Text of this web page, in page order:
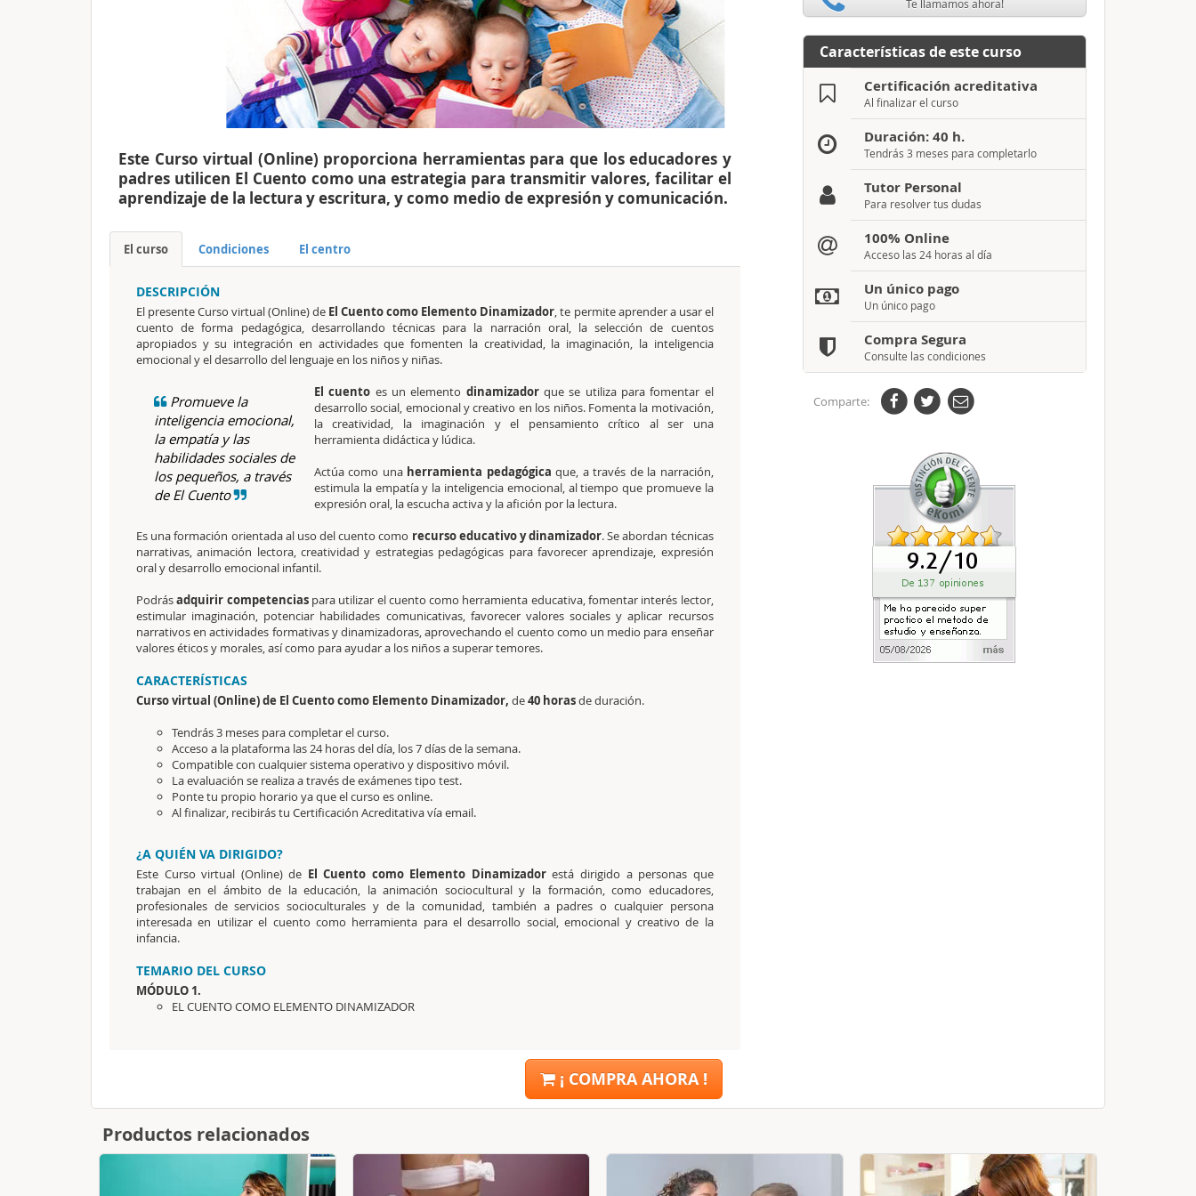
Este Curso virtual (Online) proporciona herramientas para que los educadores y
padres utilicen El Cuento como una estrategia para transmitir valores, facilitar el
aprendizaje de la lectura y escritura, y como medio de expresión y comunicación.
El curso Condiciones El centro
DESCRIPCIÓN
El presente Curso virtual (Online) de El Cuento como Elemento Dinamizador, te permite aprender a usar el
cuento de forma pedagógica, desarrollando técnicas para la narración oral, la selección de cuentos
apropiados y su integración en actividades que fomenten la creatividad, la imaginación, la inteligencia
emocional y el desarrollo del lenguaje en los niños y niñas.
Promueve la
inteligencia emocional,
la empatía y las
habilidades sociales de
los pequeños, a través
de El Cuento
El cuento es un elemento dinamizadorque se utiliza para fomentar el
desarrollo social, emocional y creativo en los niños. Fomenta la motivación,
la creatividad, la imaginación y el pensamiento crítico al ser una
herramienta didáctica y lúdica.
Actúa como una herramienta pedagógica que, a través de la narración,
estimula la empatía y la inteligencia emocional, al tiempo que promueve la
expresión oral, la escucha activa y la afición por la lectura.
Es una formación orientada al uso del cuento como recurso educativo y dinamizador. Se abordan técnicas
narrativas, animación lectora, creatividad y estrategias pedagógicas para favorecer aprendizaje, expresión
oral y desarrollo emocional infantil.
Podrásadquirir competenciaspara utilizar el cuento como herramienta educativa, fomentar interés lector,
estimular imaginación, potenciar habilidades comunicativas, favorecer valores sociales y aplicar recursos
narrativos en actividades formativas y dinamizadoras, aprovechando el cuento como un medio para enseñar
valores éticos y morales, así como para ayudar a los niños a superar temores.
CARACTERÍSTICAS
Curso virtual (Online) de El Cuento como Elemento Dinamizador, de40 horasde duración.
Tendrás 3 meses para completar el curso.
Acceso a la plataforma las 24 horas del día, los 7 días de la semana.
Compatible con cualquier sistema operativo y dispositivo móvil.
La evaluación se realiza a través de exámenes tipo test.
Ponte tu propio horario ya que el curso es online.
Al finalizar, recibirás tu Certificación Acreditativavía email.
¿A QUIÉN VA DIRIGIDO?
Este Curso virtual (Online) de El Cuento como Elemento Dinamizadorestá dirigido a personas que
trabajan en el ámbito de la educación, la animación sociocultural y la formación, como educadores,
profesionales de servicios socioculturales y de la comunidad, también a padres o cualquier persona
interesada en utilizar el cuento como herramienta para el desarrollo social, emocional y creativo de la
infancia.
TEMARIO DEL CURSO
MÓDULO 1.
EL CUENTO COMO ELEMENTO DINAMIZADOR
¡ COMPRA AHORA !
Te llamamos ahora!
Características de este curso
Certificación acreditativa
Al finalizar el curso
Duración: 40 h.
Tendrás 3 meses para completarlo
Tutor Personal
Para resolver tus dudas
100% Online
Acceso las 24 horas al día
Un único pago
Un único pago
Compra Segura
Consulte las condiciones
Comparte:
Productos relacionados